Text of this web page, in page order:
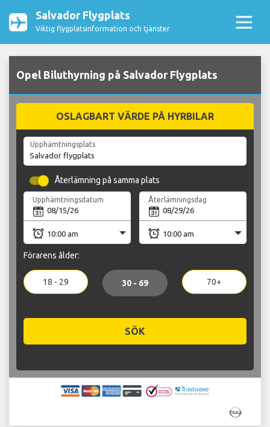
Salvador Flygplats
Viktig flygplatsinformation och tjänster
Opel Biluthyrning på Salvador Flygplats
OSLAGBART VÄRDE PÅ HYRBILAR
Upphämtningsplats
Återlämning på samma plats
Upphämtningsdatum Återlämningsdag
Förarens ålder:
18 - 29 30 - 69 70+
SÖK